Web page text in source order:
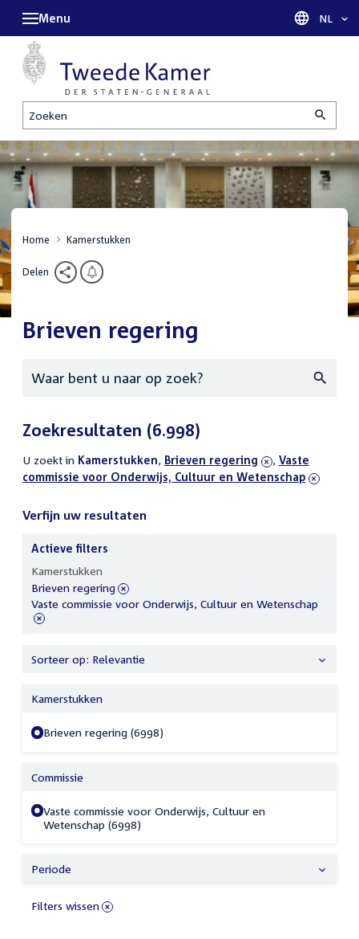
Zoeken
Menu Taal
NL
Home Kamerstukken
Delen
Brieven regering
Zoeken
Zoekresultaten (6.998)
U zoekt in actieve
filters
Kamerstukken, verwijder
filter
Brieven regering , verwijder
filter
Vaste
commissie voor Onderwijs, Cultuur en Wetenschap
Verfijn uw resultaten
uw
resultaten
Actieve filters
Kamerstukken
verwijder
filter
Brieven regering
verwijder
filter
Vaste commissie voor Onderwijs, Cultuur en Wetenschap
Sorteer op: Relevantie
Kamerstukken
Brieven regering (6998)
Commissie
Vaste commissie voor Onderwijs, Cultuur en
Wetenschap (6998)
Periode
Filters wissen